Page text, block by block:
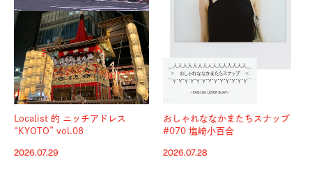
Localist 的 ニッチアドレス
“KYOTO” vol.08
2026.07.29
おしゃれななかまたちスナップ
#070 塩崎小百合
2026.07.28